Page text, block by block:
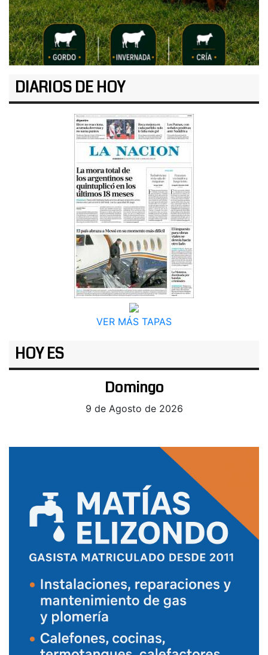
DIARIOS DE HOY
VER MÁS TAPAS
HOY ES
Domingo
9 de Agosto de 2026